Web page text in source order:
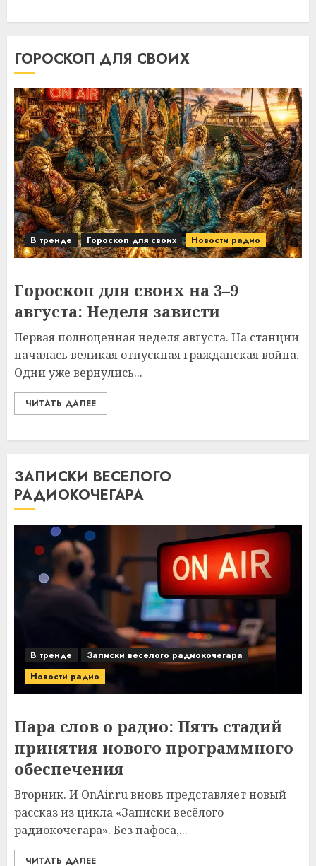
ГОРОСКОП ДЛЯ СВОИХ
В тренде Гороскоп для своих Новости радио
Гороскоп для своих на 3–9
августа: Неделя зависти
Первая полноценная неделя августа. На станции
началась великая отпускная гражданская война.
Одни уже вернулись...
ЧИТАТЬ ДАЛЕЕ
ЗАПИСКИ ВЕСЕЛОГО
РАДИОКОЧЕГАРА
В тренде
Записки веселого радиокочегара
Новости радио
Пара слов о радио: Пять стадий
принятия нового программного
обеспечения
Вторник. И OnAir.ru вновь представляет новый
рассказ из цикла «Записки весёлого
радиокочегара». Без пафоса,...
ЧИТАТЬ ДАЛЕЕ